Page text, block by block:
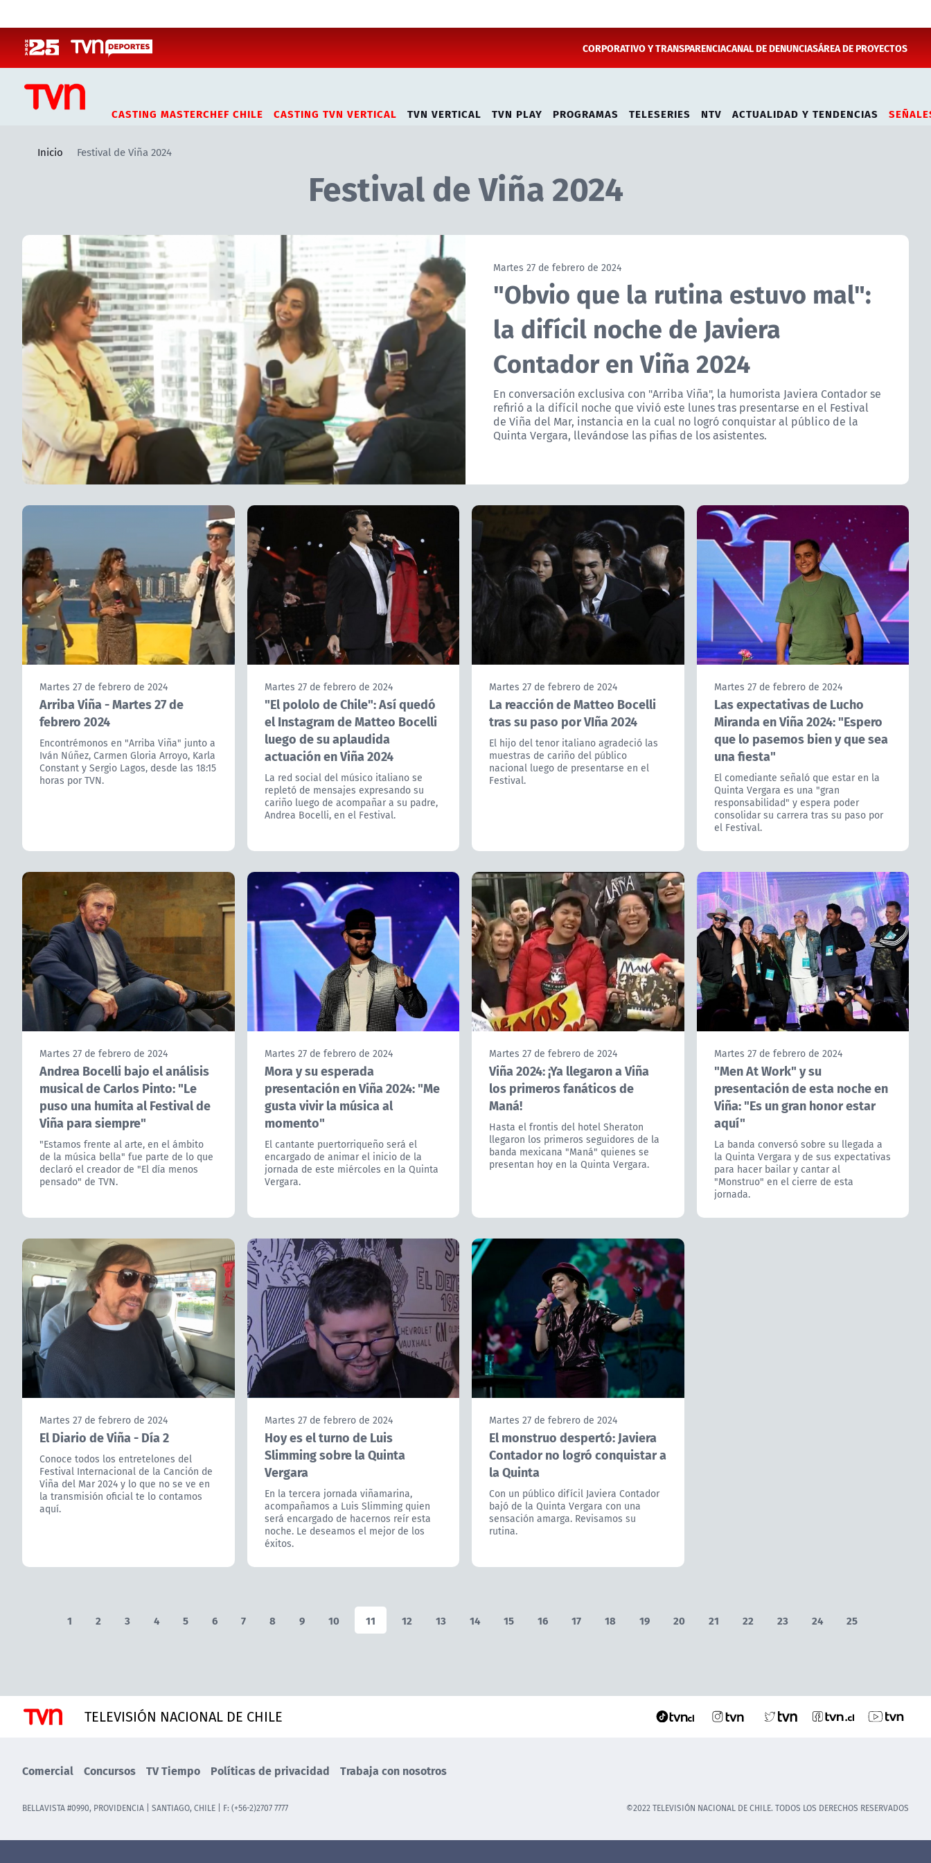
CORPORATIVO Y TRANSPARENCIACANAL DE DENUNCIASÁREA DE PROYECTOS
CASTING MASTERCHEF CHILE CASTING TVN VERTICAL TVN VERTICAL TVN PLAY PROGRAMAS TELESERIES NTV ACTUALIDAD Y TENDENCIAS
Inicio Festival de Viña 2024
Festival de Viña 2024
Martes 27 de febrero de 2024
"Obvio que la rutina estuvo mal":
la difícil noche de Javiera
Contador en Viña 2024
En conversación exclusiva con "Arriba Viña", la humorista Javiera Contador se
refirió a la difícil noche que vivió este lunes tras presentarse en el Festival
de Viña del Mar, instancia en la cual no logró conquistar al público de la
Quinta Vergara, llevándose las pifias de los asistentes.
Martes 27 de febrero de 2024
Arriba Viña - Martes 27 de
febrero 2024
Encontrémonos en "Arriba Viña" junto a
Iván Núñez, Carmen Gloria Arroyo, Karla
Constant y Sergio Lagos, desde las 18:15
horas por TVN.
Martes 27 de febrero de 2024
"El pololo de Chile": Así quedó
el Instagram de Matteo Bocelli
luego de su aplaudida
actuación en Viña 2024
La red social del músico italiano se
repletó de mensajes expresando su
cariño luego de acompañar a su padre,
Andrea Bocelli, en el Festival.
Martes 27 de febrero de 2024
La reacción de Matteo Bocelli
tras su paso por VIña 2024
El hijo del tenor italiano agradeció las
muestras de cariño del público
nacional luego de presentarse en el
Festival.
Martes 27 de febrero de 2024
Las expectativas de Lucho
Miranda en Viña 2024: "Espero
que lo pasemos bien y que sea
una fiesta"
El comediante señaló que estar en la
Quinta Vergara es una "gran
responsabilidad" y espera poder
consolidar su carrera tras su paso por
el Festival.
Martes 27 de febrero de 2024
Andrea Bocelli bajo el análisis
musical de Carlos Pinto: "Le
puso una humita al Festival de
Viña para siempre"
"Estamos frente al arte, en el ámbito
de la música bella" fue parte de lo que
declaró el creador de "El día menos
pensado" de TVN.
Martes 27 de febrero de 2024
Mora y su esperada
presentación en Viña 2024: "Me
gusta vivir la música al
momento"
El cantante puertorriqueño será el
encargado de animar el inicio de la
jornada de este miércoles en la Quinta
Vergara.
Martes 27 de febrero de 2024
Viña 2024: ¡Ya llegaron a Viña
los primeros fanáticos de
Maná!
Hasta el frontis del hotel Sheraton
llegaron los primeros seguidores de la
banda mexicana "Maná" quienes se
presentan hoy en la Quinta Vergara.
Martes 27 de febrero de 2024
"Men At Work" y su
presentación de esta noche en
Viña: "Es un gran honor estar
aquí"
La banda conversó sobre su llegada a
la Quinta Vergara y de sus expectativas
para hacer bailar y cantar al
"Monstruo" en el cierre de esta
jornada.
Martes 27 de febrero de 2024
El Diario de Viña - Día 2
Conoce todos los entretelones del
Festival Internacional de la Canción de
Viña del Mar 2024 y lo que no se ve en
la transmisión oficial te lo contamos
aquí.
Martes 27 de febrero de 2024
Hoy es el turno de Luis
Slimming sobre la Quinta
Vergara
En la tercera jornada viñamarina,
acompañamos a Luis Slimming quien
será encargado de hacernos reír esta
noche. Le deseamos el mejor de los
éxitos.
Martes 27 de febrero de 2024
El monstruo despertó: Javiera
Contador no logró conquistar a
la Quinta
Con un público difícil Javiera Contador
bajó de la Quinta Vergara con una
sensación amarga. Revisamos su
rutina.
1 2 3 4 5 6 7 8 9 10 11 12 13 14 15 16 17 18 19 20 21 22 23 24 25
TELEVISIÓN NACIONAL DE CHILE
Comercial Concursos TV Tiempo Políticas de privacidad Trabaja con nosotros
BELLAVISTA #0990, PROVIDENCIA | SANTIAGO, CHILE | F: (+56-2)2707 7777 ©2022 TELEVISIÓN NACIONAL DE CHILE. TODOS LOS DERECHOS RESERVADOS